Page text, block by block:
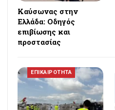
Καύσωνας στην
Ελλάδα: Οδηγός
επιβίωσης και
προστασίας
ΕΠΙΚΑΙΡΟΤΗΤΑ